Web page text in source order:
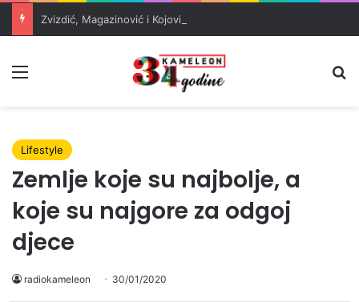
Lifestyle
Zemlje koje su najbolje, a
koje su najgore za odgoj
djece
radiokameleon 30/01/2020